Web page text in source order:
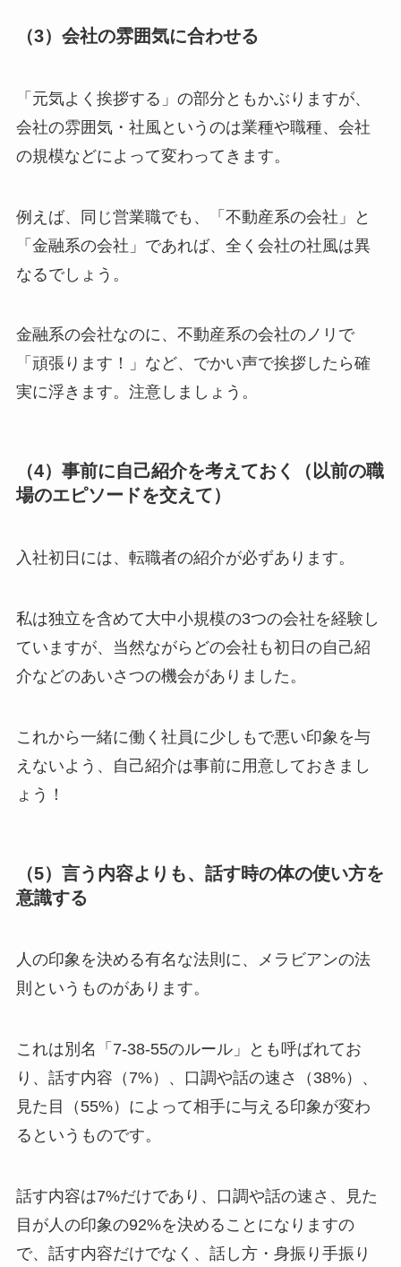
（3）会社の雰囲気に合わせる
「元気よく挨拶する」の部分ともかぶりますが、
会社の雰囲気・社風というのは業種や職種、会社
の規模などによって変わってきます。
例えば、同じ営業職でも、「不動産系の会社」と
「金融系の会社」であれば、全く会社の社風は異
なるでしょう。
金融系の会社なのに、不動産系の会社のノリで
「頑張ります！」など、でかい声で挨拶したら確
実に浮きます。 注意しましょう。
（4）事前に自己紹介を考えておく（以前の職
場のエピソードを交えて）
入社初日には、転職者の紹介が必ずあります。
私は独立を含めて大中小規模の3つの会社を経験し
ていますが、当然ながらどの会社も初日の自己紹
介などのあいさつの機会がありました。
これから一緒に働く社員に少しもで悪い印象を与
えないよう、
自己紹介は事前に用意しておきまし
ょう！
（5）言う内容よりも、話す時の体の使い方を
意識する
人の印象を決める有名な法則に、メラビアンの法
則というものがあります。
これは別名「7-38-55のルール」とも呼ばれてお
り、 話す内容（7%）、口調や話の速さ（38%）、
見た目（55%） によって相手に与える印象が変わ
るというものです。
話す内容は7%だけであり、口調や話の速さ、
見た
目が人の印象の92%を決めることになりますの
で、話す内容だけでなく、話し方・身振り手振り